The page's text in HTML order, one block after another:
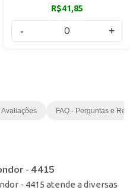
R$41,85
- +
Avaliações FAQ - Perguntas e
- 4415
- 4415 atende a diversas